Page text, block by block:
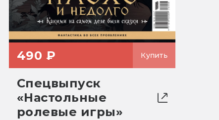
490 ₽ Купить
Спецвыпуск
«Настольные
ролевые игры»